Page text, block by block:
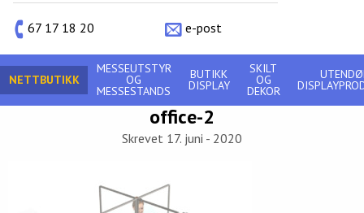
67 17 18 20
e-post
NETTBUTIKK
MESSEUTSTYR
OG
MESSESTANDS
BUTIKK
DISPLAY
SKILT
OG
DEKOR
office-2
Skrevet 17. juni - 2020